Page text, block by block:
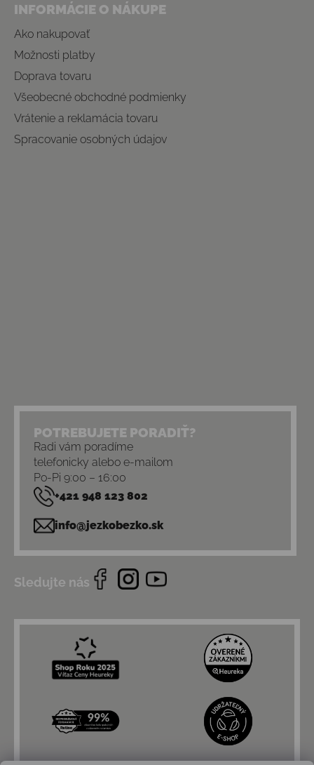
INFORMÁCIE O NÁKUPE
Ako nakupovať
Možnosti platby
Doprava tovaru
Všeobecné obchodné podmienky
Vrátenie a reklamácia tovaru
Spracovanie osobných údajov
POTREBUJETE PORADIŤ?
Radi vám poradíme
telefonicky alebo e-mailom
Po-Pi 9:00 – 16:00
+421 948 123 802
info@jezkobezko.sk
Sledujte nás